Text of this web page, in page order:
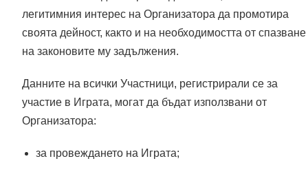
легитимния интерес на Организатора да промотира
своята дейност, както и на необходимостта от спазване
на законовите му задължения.
Данните на всички Участници, регистрирали се за
участие в Играта, могат да бъдат използвани от
Организатора:
за провеждането на Играта;